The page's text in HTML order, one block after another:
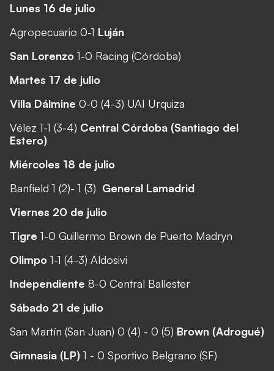
Lunes 16 de julio
Agropecuario 0-1 Luján
San Lorenzo 1-0 Racing (Córdoba)
Martes 17 de julio
Villa Dálmine 0-0 (4-3) UAI Urquiza
Vélez 1-1 (3-4) Central Córdoba (Santiago del
Estero)
Miércoles 18 de julio
Banfield 1 (2)- 1 (3) General Lamadrid
Viernes 20 de julio
Tigre 1-0 Guillermo Brown de Puerto Madryn
Olimpo 1-1 (4-3) Aldosivi
Independiente 8-0 Central Ballester
Sábado 21 de julio
San Martín (San Juan) 0 (4) - 0 (5) Brown (Adrogué)
Gimnasia (LP) 1 - 0 Sportivo Belgrano (SF)